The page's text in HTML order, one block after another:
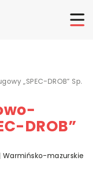
„SPEC-DROB” Sp.
DROB”
Warmińsko-mazurskie